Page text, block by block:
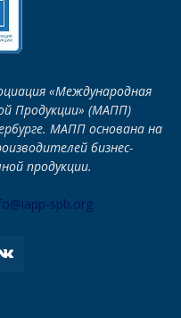
«Международная
Продукции» (МАПП)
МАПП основана на
бизнес-
продукции.
spb.org